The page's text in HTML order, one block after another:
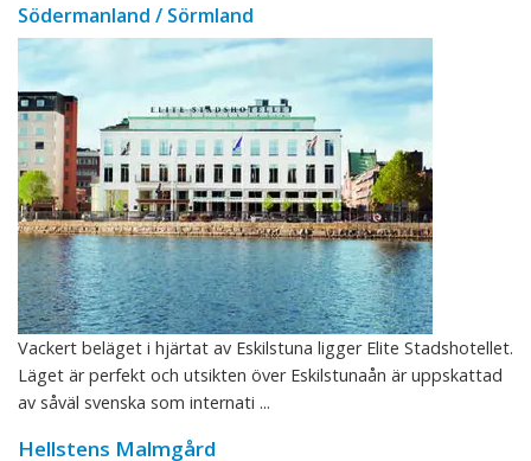
Södermanland / Sörmland
Vackert beläget i hjärtat av Eskilstuna ligger Elite Stadshotellet.
Läget är perfekt och utsikten över Eskilstunaån är uppskattad
av såväl svenska som internati ...
Hellstens Malmgård